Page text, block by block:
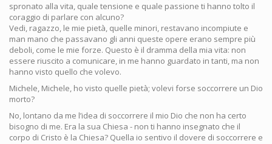
spronato alla vita, quale tensione e quale passione ti hanno tolto il
coraggio di parlare con alcuno?
Vedi, ragazzo, le mie pietà, quelle minori, restavano incompiute e
man mano che passavano gli anni queste opere erano sempre più
deboli, come le mie forze. Questo è il dramma della mia vita: non
essere riuscito a comunicare, in me hanno guardato in tanti, ma non
hanno visto quello che volevo.
Michele, Michele, ho visto quelle pietà; volevi forse soccorrere un Dio
morto?
No, lontano da me l’idea di soccorrere il mio Dio che non ha certo
bisogno di me. Era la sua Chiesa - non ti hanno insegnato che il
corpo di Cristo è la Chiesa? Quella io sentivo il dovere di soccorrere e